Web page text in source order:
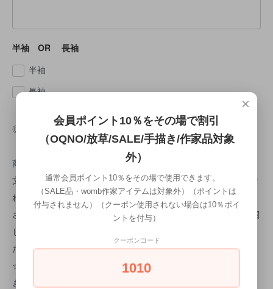
半袖 OR 長袖
半袖
長袖
◎納期について
商品はご注文頂いた時点でオーダー順に作成に入ります。 ご注
文受付日より約1ヵ月後の仕上がりになります。 検品で問題なけ
ればすぐに出荷致します。 商品検品時に不良があった場合は、
さらに10日程お時間をいただきます。 ※手描きのため、納期に関
してのご希望はお伺いすることが難しいため、 予め、ご了承く
ださいませ。
☆手描きTシャツは1枚1枚洗いにかけている為 1枚1枚微妙に大
きさが異なるためご了承お願い致します。
×
会員ポイント10％をその場で割引
（OQNO/放草/SALE/手描き/作家品対象
外）
通常会員ポイント10％をその場で使用できます。
（SALE品・womb作家アイテムは対象外）（ポイントは
付与されません）（クーポン使用されない場合は10％ポイ
ントを付与）
クーポンコード
1010